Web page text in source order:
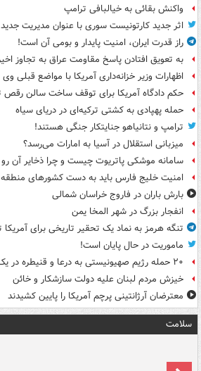
واکنش بقائی به خیالبافی ترامپ
اثر جدید کارتونیست سوری با عنوان مدیریت
راز قدرت ایران، امنیت پایدار و بومی آن است!
به تعویق افتادن پاسخ مقاومت عراق به تجاوز
اظهارات وزیر خزانه‌داری آمریکا با مواضع قبلی
حکم دادگاه آمریکا برای توقف ساخت سالن رقص
حمله پهپادی به کشتی ترکیه‌ای در دریای سیاه
ترامپ و نتانیاهو جنایتکار جنگی هستند!
میزبانی استقلال در آسیا به امارات می‌رسد؟
سامانه موشکی پاتریوت چیست و چرا ذخایر آن
امنیت خلیج فارس باید به دست کشورهای
بارش باران در فاروج خراسان شمالی
انفجار بزرگ در شهر المخا یمن
تنگه هرمز به نماد یک تحقیر تاریخی برای
ماموریت در حال پایان است!
۲۰ حمله رژیم صهیونیستی به درعا و قنیطره در یک هفته
خیزش مردم لبنان علیه دولت سازشکار و خائن
معترضان آرژانتینی پرچم آمریکا را پایین کشیدند
سلامت